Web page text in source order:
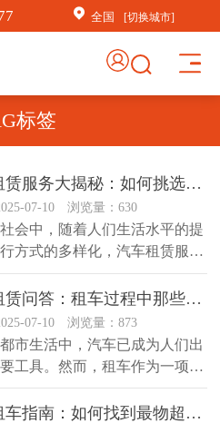
全国 [切换城市]
标签
汽车租赁服务大揭秘：如何挑选最适合你的租车方案？
07-10 浏览量：630
会中，随着人们生活水平的提
方式的多样化，汽车租赁服务
来越多人的选择。无论是商...
汽车租赁问答：租车过程中那些你不知道的事？
07-10 浏览量：873
市生活中，汽车已成为人们出
工具。然而，租车作为一项相
交通方式，也隐藏着许多不...
商务租车指南：如何找到最物超所值的租车公司？